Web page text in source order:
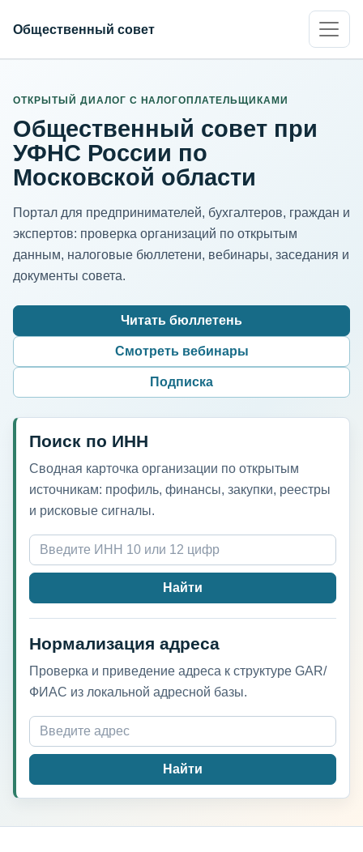
Общественный совет
ОТКРЫТЫЙ ДИАЛОГ С НАЛОГОПЛАТЕЛЬЩИКАМИ
Общественный совет при
УФНС России по
Московской области
Портал для предпринимателей, бухгалтеров, граждан и
экспертов: проверка организаций по открытым
данным, налоговые бюллетени, вебинары, заседания и
документы совета.
Читать бюллетень
Смотреть вебинары
Подписка
Поиск по ИНН
Сводная карточка организации по открытым
источникам: профиль, финансы, закупки, реестры
и рисковые сигналы.
ИНН организации
Найти
Нормализация адреса
Проверка и приведение адреса к структуре GAR/
ФИАС из локальной адресной базы.
Адрес для нормализации
Найти